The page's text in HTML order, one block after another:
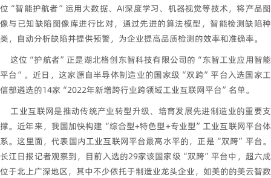
位“智能护航者”运用大数据、AI深度学习、机器视觉等技术，将产品图
像与已知缺陷图像库进行比对，通过先进的算法模型，智能检测缺陷种
类，自动分析缺陷并提供预警，为企业提高品质检测的效率和准确率。
这位“护航者”正是湖北格创东智科技有限公司的“东智工业应用智能
平台”。近日，这家源自半导体制造业的国家级“双跨”平台入选国家工
信部遴选的14家“2022年新增跨行业跨领域工业互联网平台”名单。
工业互联网是推动传统产业转型升级、培育发展先进制造业的重要支
撑。近年来，我国加快构建“综合型+特色型+专业型”工业互联网平台体
系。这里面，代表国内工业互联网平台最高水平的，正是“双跨”平台。
长江日报记者观察到，目前入选的29家该国家级“双跨”平台中，超六成
位于北上广深地区，其中不少依托于制造业龙头企业，如美的的美云智数